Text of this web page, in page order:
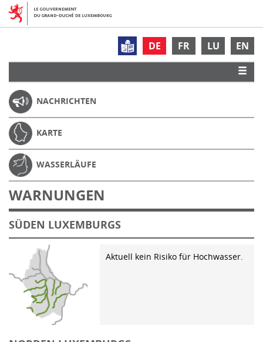
DE FR LU EN
NACHRICHTEN
KARTE
WASSERLÄUFE
WARNUNGEN
SÜDEN LUXEMBURGS
Aktuell kein Risiko für Hochwasser.